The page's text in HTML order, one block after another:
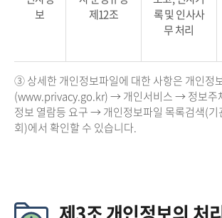
보
제12조
록 및 인사사
무 처리
③ 상세한 개인정보파일에 대한 사항은 개인정
(www.privacy.go.kr) → 개인서비스 → 정보주
정보 열람등 요구 → 개인정보파일 목록검색(기
회)에서 확인할 수 있습니다.